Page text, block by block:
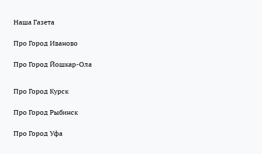
Наша Газета
Про Город Иваново
Про Город Йошкар-Ола
Про Город Курск
Про Город Рыбинск
Про Город Уфа